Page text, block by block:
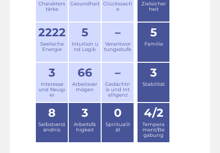
Charakters
tärke
Gesundheit Glückssach
e
2222
Seelische
Energie
5
Intuition u
nd Logik
–
Verantwor
tungsstufe
3
Interesse
und Neugi
er
66
Arbeitsver
mögen
–
Gedächtn
is und Int
elligenz
Zielsicher
heit
5
Familie
3
Stabilität
8
Selbstverst
ändnis
3
Arbeitsfä
higkeit
0
Spiritualit
ät
4/2
Tempera
ment/Be
gabung